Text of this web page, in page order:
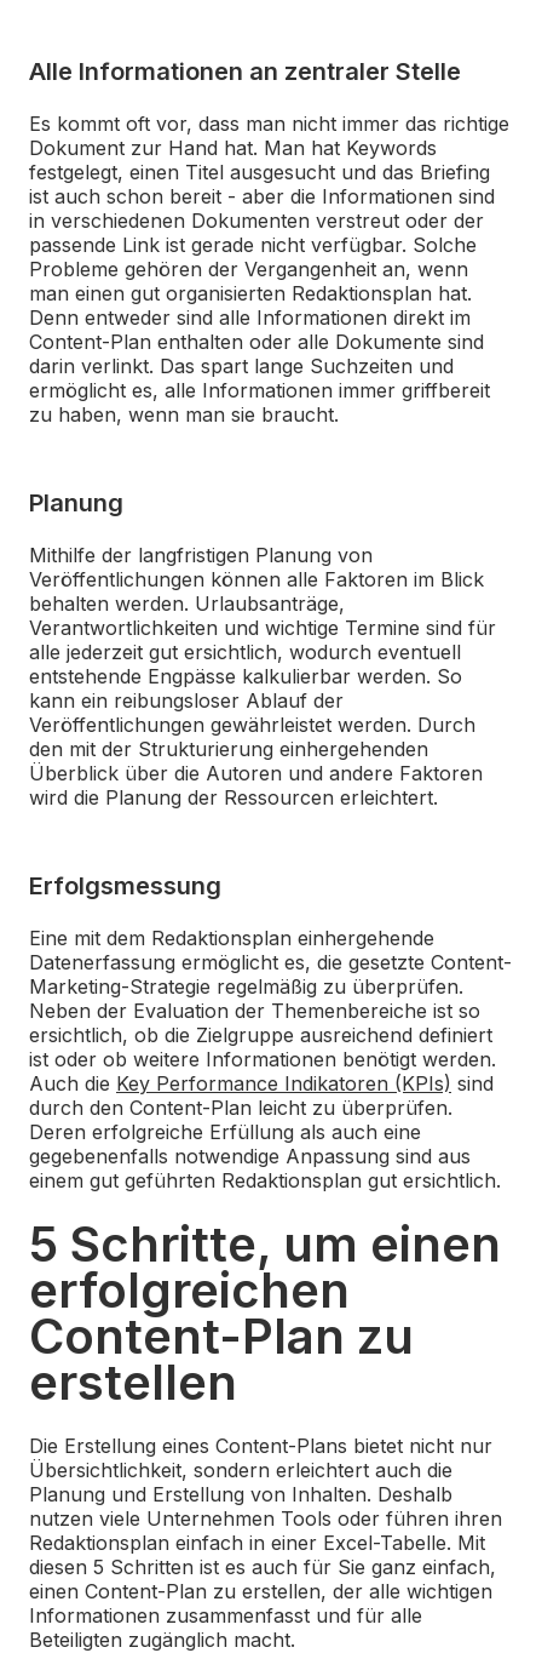
Alle Informationen an zentraler Stelle
Es kommt oft vor, dass man nicht immer das richtige
Dokument zur Hand hat. Man hat Keywords
festgelegt, einen Titel ausgesucht und das Briefing
ist auch schon bereit - aber die Informationen sind
in verschiedenen Dokumenten verstreut oder der
passende Link ist gerade nicht verfügbar. Solche
Probleme gehören der Vergangenheit an, wenn
man einen gut organisierten Redaktionsplan hat.
Denn entweder sind alle Informationen direkt im
Content-Plan enthalten oder alle Dokumente sind
darin verlinkt. Das spart lange Suchzeiten und
ermöglicht es, alle Informationen immer griffbereit
zu haben, wenn man sie braucht.
Planung
Mithilfe der langfristigen Planung von
Veröffentlichungen können alle Faktoren im Blick
behalten werden. Urlaubsanträge,
Verantwortlichkeiten und wichtige Termine sind für
alle jederzeit gut ersichtlich, wodurch eventuell
entstehende Engpässe kalkulierbar werden. So
kann ein reibungsloser Ablauf der
Veröffentlichungen gewährleistet werden. Durch
den mit der Strukturierung einhergehenden
Überblick über die Autoren und andere Faktoren
wird die Planung der Ressourcen erleichtert.
Erfolgsmessung
Eine mit dem Redaktionsplan einhergehende
Datenerfassung ermöglicht es, die gesetzte Content-
Marketing-Strategie regelmäßig zu überprüfen.
Neben der Evaluation der Themenbereiche ist so
ersichtlich, ob die Zielgruppe ausreichend definiert
ist oder ob weitere Informationen benötigt werden.
Auch die Key Performance Indikatoren (KPIs) sind
durch den Content-Plan leicht zu überprüfen.
Deren erfolgreiche Erfüllung als auch eine
gegebenenfalls notwendige Anpassung sind aus
einem gut geführten Redaktionsplan gut ersichtlich.
5 Schritte, um einen
erfolgreichen
Content-Plan zu
erstellen
Die Erstellung eines Content-Plans bietet nicht nur
Übersichtlichkeit, sondern erleichtert auch die
Planung und Erstellung von Inhalten. Deshalb
nutzen viele Unternehmen Tools oder führen ihren
Redaktionsplan einfach in einer Excel-Tabelle. Mit
diesen 5 Schritten ist es auch für Sie ganz einfach,
einen Content-Plan zu erstellen, der alle wichtigen
Informationen zusammenfasst und für alle
Beteiligten zugänglich macht.